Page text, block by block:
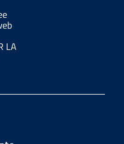
LA